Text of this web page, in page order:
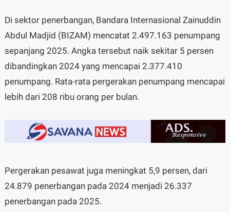
Di sektor penerbangan, Bandara Internasional Zainuddin
Abdul Madjid (BIZAM) mencatat 2.497.163 penumpang
sepanjang 2025. Angka tersebut naik sekitar 5 persen
dibandingkan 2024 yang mencapai 2.377.410
penumpang. Rata-rata pergerakan penumpang mencapai
lebih dari 208 ribu orang per bulan.
Pergerakan pesawat juga meningkat 5,9 persen, dari
24.879 penerbangan pada 2024 menjadi 26.337
penerbangan pada 2025.